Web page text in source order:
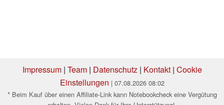
Impressum| Team| Datenschutz| Kontakt| Cookie
Einstellungen | 07.08.2026 08:02
* Beim Kauf über einen Affiliate-Link kann Notebookcheck eine Vergütung